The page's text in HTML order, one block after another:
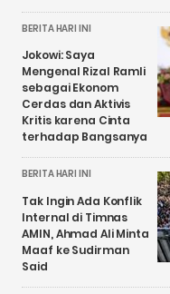
BERITA HARI INI
Jokowi: Saya
Mengenal Rizal Ramli
sebagai Ekonom
Cerdas dan Aktivis
Kritis karena Cinta
terhadap Bangsanya
BERITA HARI INI
Tak Ingin Ada Konflik
Internal di Timnas
AMIN, Ahmad Ali Minta
Maaf ke Sudirman
Said